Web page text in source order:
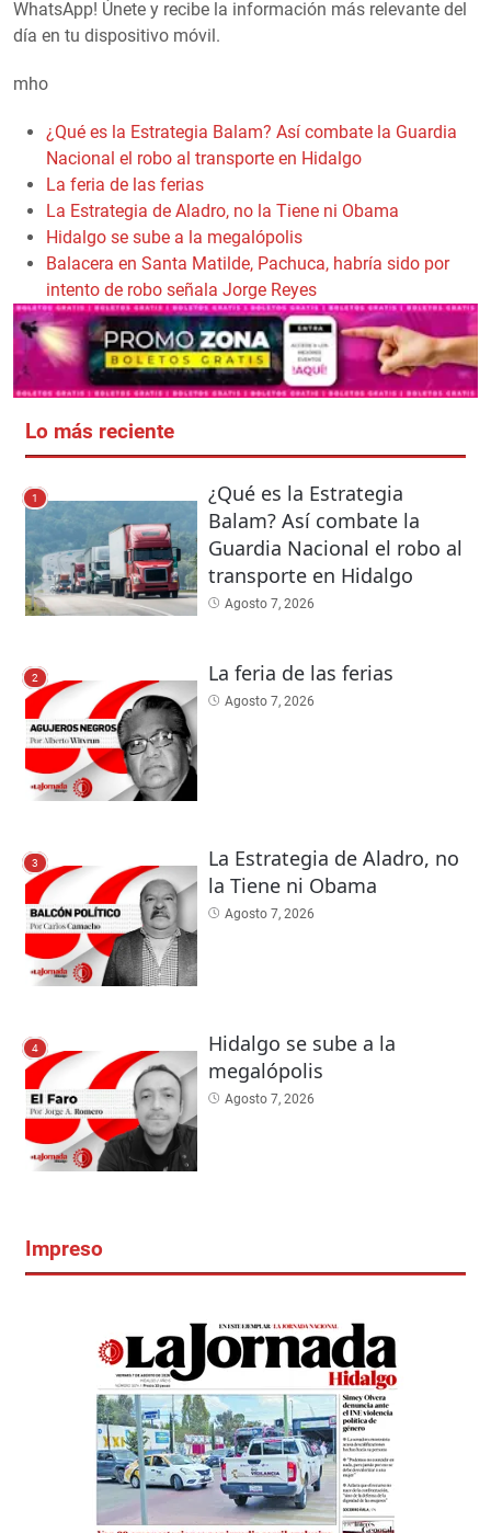
WhatsApp! Únete y recibe la información más relevante del
día en tu dispositivo móvil.
mho
¿Qué es la Estrategia Balam? Así combate la Guardia
Nacional el robo al transporte en Hidalgo
La feria de las ferias
La Estrategia de Aladro, no la Tiene ni Obama
Hidalgo se sube a la megalópolis
Balacera en Santa Matilde, Pachuca, habría sido por
intento de robo señala Jorge Reyes
Lo más reciente
1
¿Qué es la Estrategia
Balam? Así combate la
Guardia Nacional el robo al
transporte en Hidalgo
Agosto 7, 2026
2 La feria de las ferias
Agosto 7, 2026
3
La Estrategia de Aladro, no
la Tiene ni Obama
Agosto 7, 2026
4
Hidalgo se sube a la
megalópolis
Agosto 7, 2026
Impreso